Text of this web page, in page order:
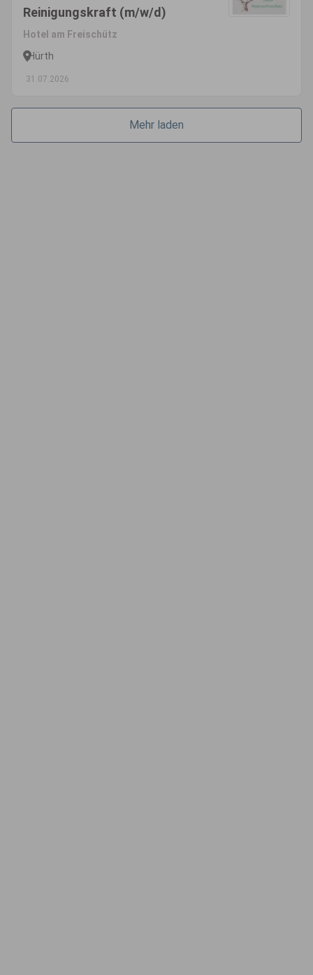
Reinigungskraft (m/w/d)
Hotel am Freischütz
Hürth
31.07.2026
Mehr laden